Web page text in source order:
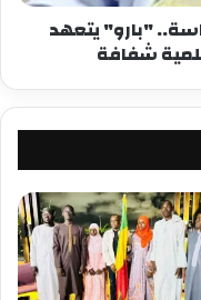
"بارو" يتعهد
سلمية شفافة